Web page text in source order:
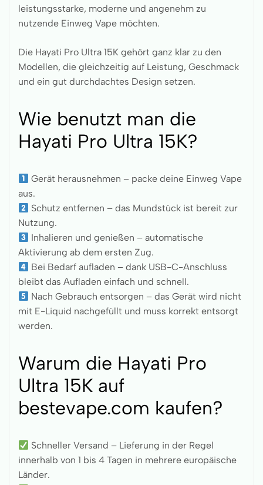
leistungsstarke, moderne und angenehm zu
nutzende Einweg Vape möchten.
Die Hayati Pro Ultra 15K gehört ganz klar zu den
Modellen, die gleichzeitig auf Leistung, Geschmack
und ein gut durchdachtes Design setzen.
Wie benutzt man die
Hayati Pro Ultra 15K?
Gerät herausnehmen – packe deine Einweg Vape
aus.
Schutz entfernen – das Mundstück ist bereit zur
Nutzung.
Inhalieren und genießen – automatische
Aktivierung ab dem ersten Zug.
Bei Bedarf aufladen – dank USB-C-Anschluss
bleibt das Aufladen einfach und schnell.
Nach Gebrauch entsorgen – das Gerät wird nicht
mit E-Liquid nachgefüllt und muss korrekt entsorgt
werden.
Warum die Hayati Pro
Ultra 15K auf
bestevape.com kaufen?
Schneller Versand – Lieferung in der Regel
innerhalb von 1 bis 4 Tagen in mehrere europäische
Länder.